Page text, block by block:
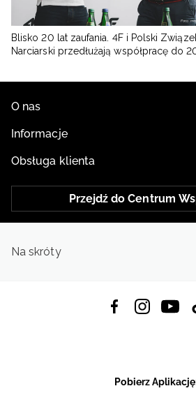
Blisko 20 lat zaufania. 4F i Polski
Narciarski przedłużają współpracę do
O nas
Informacje
Obsługa klienta
Przejdź do Centrum
Na skróty
Pobierz